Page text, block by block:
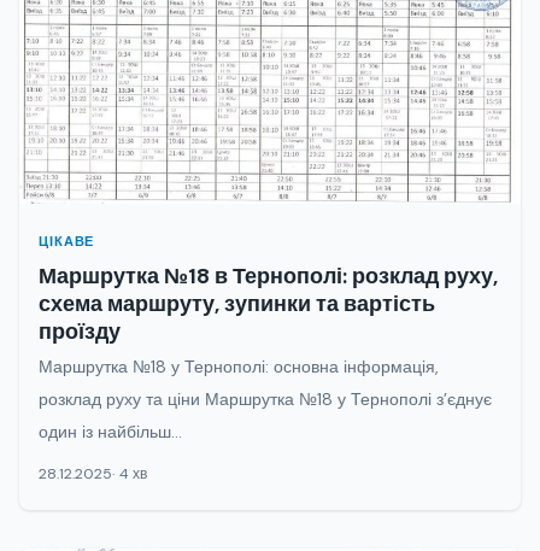
ЦІКАВЕ
Маршрутка №18 в Тернополі: розклад руху,
схема маршруту, зупинки та вартість
проїзду
Маршрутка №18 у Тернополі: основна інформація,
розклад руху та ціни Маршрутка №18 у Тернополі з’єднує
один із найбільш...
28.12.2025 4 хв